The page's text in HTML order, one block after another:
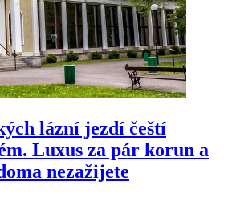
lázní jezdí čeští
Luxus za pár korun a
nezažijete